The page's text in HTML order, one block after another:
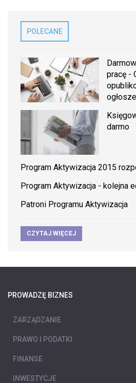
POLECANE
pracę -
darmo
Program Aktywizacja 2015
Program Aktywizacja - kolejna
Patroni Programu Aktywizacja
CZYTAJ WIĘCEJ
PROWADZĘ BIZNES
ZARZĄDZANIE
PRAWO I PODATKI
FINANSE
INWESTYCJE